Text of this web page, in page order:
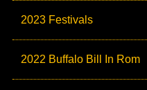
2023 Festivals
2022 Buffalo Bill In Rom